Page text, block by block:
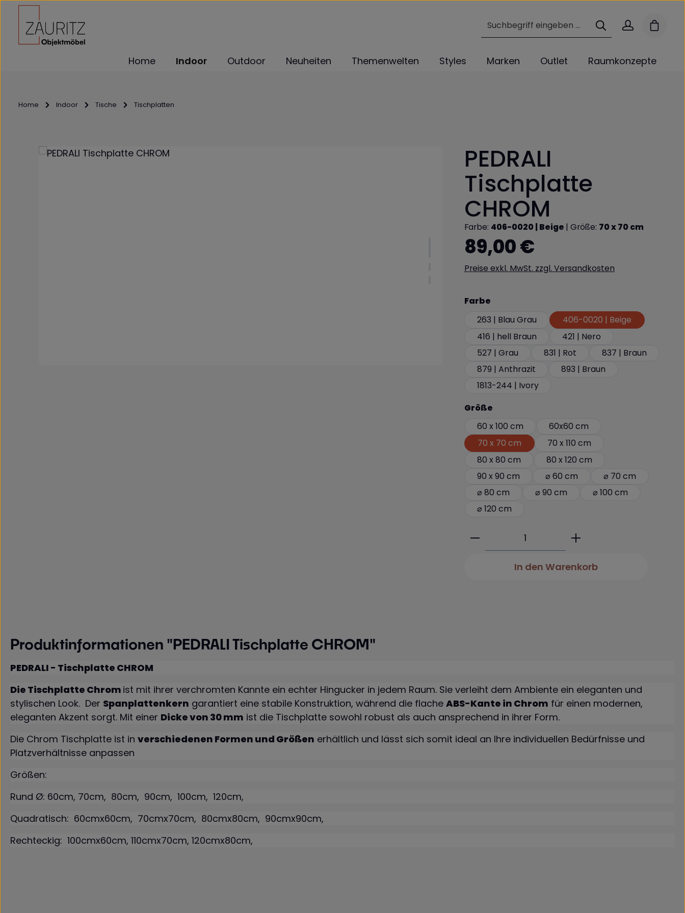
Home Indoor Outdoor Neuheiten Themenwelten Styles Marken Outlet Raumkonzepte
Home Indoor Tische Tischplatten
Bildergalerie überspringen PEDRALI
Tischplatte
CHROM
Farbe: 406-0020 | Beige | Größe: 70 x 70 cm
Regulärer Preis:
89,00 €
Preise exkl. MwSt. zzgl. Versandkosten
Farbeauswählen
263 | Blau Grau
406-0020 | Beige
416 | hell Braun
421 | Nero
527 | Grau
831 | Rot
837 | Braun
879 | Anthrazit
893 | Braun
1813-244 | Ivory
Größeauswählen
60 x 100 cm
60x60 cm
70 x 70 cm
70 x 110 cm
80 x 80 cm
80 x 120 cm
90 x 90 cm
⌀ 60 cm
⌀ 70 cm
⌀ 80 cm
⌀ 90 cm
⌀ 100 cm
⌀ 120 cm
Produkt Anzahl: Gib den
In den Warenkorb
Produktinformationen "PEDRALI Tischplatte CHROM"
PEDRALI - Tischplatte CHROM
Die Tischplatte Chrom ist mit ihrer verchromten Kannte ein echter Hingucker in jedem Raum. Sie verleiht dem Ambiente ein eleganten und
stylischen Look. Der Spanplattenkern garantiert eine stabile Konstruktion, während die flache ABS-Kante in Chrom für einen modernen,
eleganten Akzent sorgt. Mit einer Dicke von 30 mm ist die Tischplatte sowohl robust als auch ansprechend in ihrer Form.
Die Chrom Tischplatte ist in verschiedenen Formen und Größen erhältlich und lässt sich somit ideal an Ihre individuellen Bedürfnisse und
Platzverhältnisse anpassen
Größen:
Rund Ø: 60cm, 70cm, 80cm, 90cm, 100cm, 120cm,
Quadratisch: 60cmx60cm, 70cmx70cm, 80cmx80cm, 90cmx90cm,
Rechteckig: 100cmx60cm, 110cmx70cm, 120cmx80cm,